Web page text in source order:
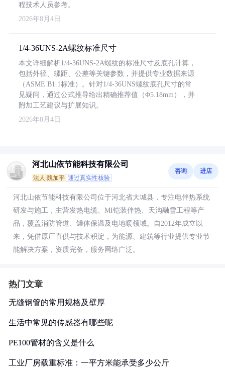
程技术人员参考。
2026年8月4日
1/4-36UNS-2A螺纹标准尺寸
本文详细解析1/4-36UNS-2A螺纹的标准尺寸及底孔计算，
包括外径、螺距、公差等关键参数，并提供专业数据来源
（ASME B1.1标准）。针对1/4-36UNS螺纹底孔尺寸的常
见疑问，通过公式推导给出精确推荐值（Φ5.18mm），并
附加工艺建议与扩展知识。
2026年8月4日
河北山依节能科技有限公司
法人:魏加平 通过真实性核验
咨询 进店
河北山依节能科技有限公司位于河北省大城县，专注电伴热系统
研发与施工，主营发热电缆、MI铠装伴热、天沟融雪工程等产
品，覆盖消防管道、罐体保温及电地暖领域。自2012年成立以
来，凭借原厂直供与技术积淀，为能源、建筑等行业提供专业节
能解决方案，资质完备，服务网络广泛。
热门文章
无缝钢管的常用规格及壁厚
生活中常见的传感器有哪些呢
PE100管材的含义是什么
工业厂房载重标准：一平方米能承受多少公斤